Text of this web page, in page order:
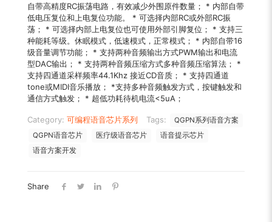
自带高精度RC振荡电路，有效减少外围原件数量； * 内部自带
低电压复位和上电复位功能。 * 可选择内部RC或外部RC振
荡； * 可选择内部上电复位也可使用外部引脚复位； * 支持三
种能耗等级。休眠模式，低速模式，正常模式； * 内部自带16
级音量调节功能； * 支持两种音频输出方式PWM输出和电流
型DAC输出； * 支持两种音频压缩方式多种音频压缩算法； *
支持四通道采样频率44.1Khz 接近CD音质； * 支持四通道
tone或MIDI音乐播放； *支持多种音频触发方式，按键触发和
通信方式触发； * 超低功耗待机电流<5uA；
Category: 可编程语音芯片系列 Tags:
QGPN系列语音方案
QGPN语音芯片
医疗级语音芯片
语音提示芯片
语音方案开发
Share